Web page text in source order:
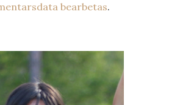
bearbetas.